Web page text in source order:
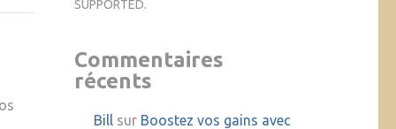
SUPPORTED.
Commentaires
récents
Billsur Boostez vos gains avec